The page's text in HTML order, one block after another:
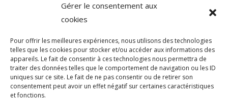
Gérer le consentement aux
cookies
Pour offrir les meilleures expériences, nous utilisons des technologies
telles que les cookies pour stocker et/ou accéder aux informations des
appareils. Le fait de consentir à ces technologies nous permettra de
traiter des données telles que le comportement de navigation ou les ID
uniques sur ce site. Le fait de ne pas consentir ou de retirer son
consentement peut avoir un effet négatif sur certaines caractéristiques
et fonctions.
TERRASSE PARKING
350 000 €